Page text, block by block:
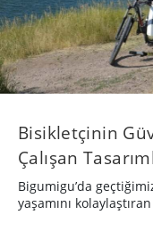
Bisikletçinin
Çalışan
Bigumigu’da
yaşamını